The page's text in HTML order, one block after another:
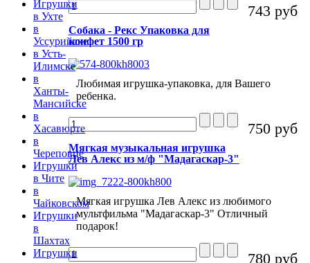
743 руб
Собака - Рекс Упаковка для
конфет 1500 гр
Любимая игрушка-упаковка, для Вашего
ребенка.
750 руб
Мягкая музыкальная игрушка
Лев Алекс из м/ф "Мадагаскар-3"
Мягкая игрушка Лев Алекс из любимого
мультфильма "Мадагаскар-3" Отличный
подарок!
780 руб
Игрушки
в Ухте
в
Уссурийске
в Усть-
Илимске
в
Ханты-
Мансийске
в
Хасавюрте
в
Череповце
Игрушки
в Чите
в
Чайковском
Игрушки
в
Шахтах
Игрушки